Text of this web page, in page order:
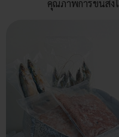
คุณภาพการขนส่ง